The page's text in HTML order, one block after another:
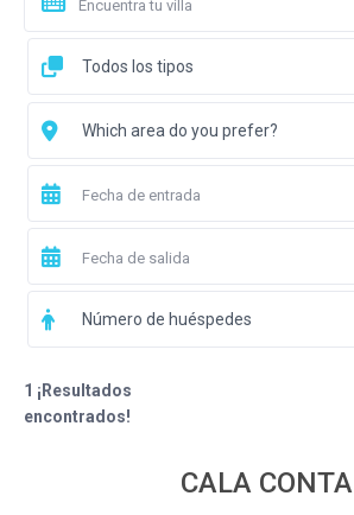
Todos los tipos
Which area do you prefer?
Número de huéspedes
1 ¡Resultados
encontrados!
CALA CONTA